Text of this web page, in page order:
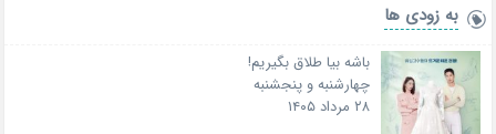
به زودی ها
باشه بیا طلاق بگیریم!
چهارشنبه و پنجشنبه
۲۸ مرداد ۱۴۰۵